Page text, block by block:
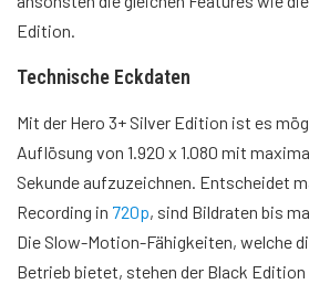
Edition.
Technische Eckdaten
Mit der Hero 3+ Silver Edition ist es
Auflösung von 1.920 x 1.080 mit
Sekunde aufzuzeichnen. Entscheidet
Recording in 720p, sind Bildraten bis
Die Slow-Motion-Fähigkeiten, welche
Betrieb bietet, stehen der Black Edition